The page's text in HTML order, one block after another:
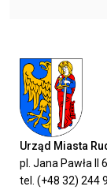
Urząd Miasta
pl. Jana Pawła II
tel. (+48 32) 244